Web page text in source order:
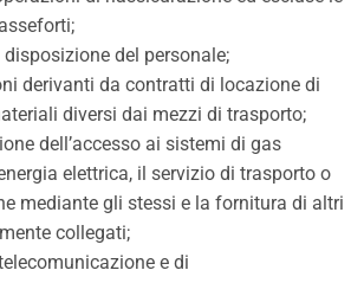
del personale;
derivanti da contratti di locazione di
diversi dai mezzi di trasporto;
dell’accesso ai sistemi di gas
elettrica, il servizio di trasporto o
mediante gli stessi e la fornitura di altri
collegati;
e di